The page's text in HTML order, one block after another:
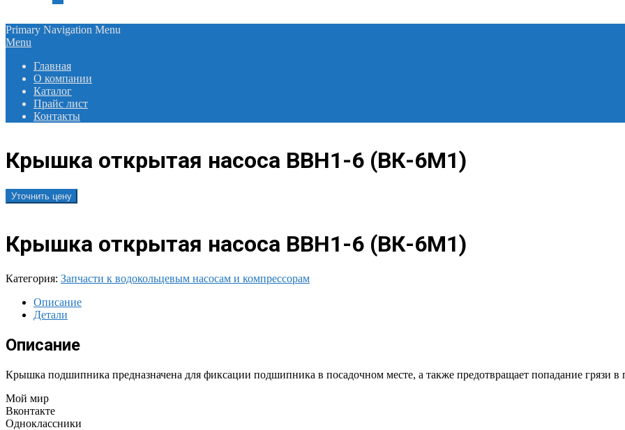
Primary Navigation Menu
Menu
Главная
О компании
Каталог
Прайс лист
Контакты
Крышка открытая насоса ВВН1-6 (ВК-6М1)
Уточнить цену
Крышка открытая насоса ВВН1-6 (ВК-6М1)
Категория: Запчасти к водокольцевым насосам и компрессорам
Описание
Детали
Описание
Крышка подшипника предназначена для фиксации подшипника в посадочном месте, а также предотвращает попадание грязи
Мой мир
Вконтакте
Одноклассники